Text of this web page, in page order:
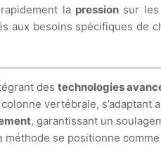
la pression sur
besoins spécifiques de
destechnologies
vertébrale, s’adaptant
, garantissant un
méthode se positionne